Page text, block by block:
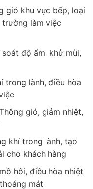
gió khu vực bếp, loại
làm việc
soát độ ẩm, khử mùi,
trong lành, điều hòa
gió, giảm nhiệt,
khí trong lành, tạo
cho khách hàng
hôi, điều hòa nhiệt
mát